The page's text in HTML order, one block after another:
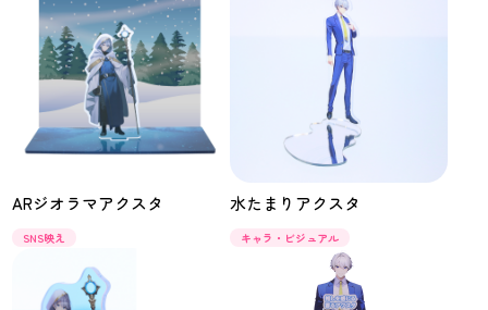
ARジオラマアクスタ
SNS映え
水たまりアクスタ
キャラ・ビジュアル